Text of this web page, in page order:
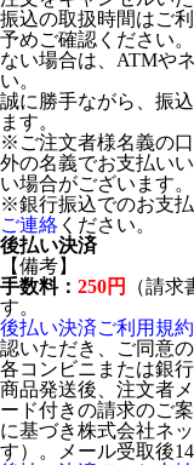
振込の取扱時間はご
予めご確認ください
ない場合は、ATMや
い。
誠に勝手ながら、振
ます。
※ご注文者様名義の
外の名義でお支払い
い場合がございます。
※銀行振込でのお支
ご連絡 ください。
後払い決済
【備考】
手数料： 250円
（請
す。
後払い決済ご利用規約
認いただき、ご同意
各コンビニまたは銀
商品発送後、注文者
ード付きの請求のご
に基づき株式会社ネ
す）。メール受取後